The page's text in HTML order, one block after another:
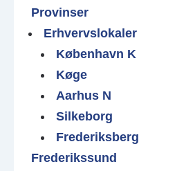
Provinser
Erhvervslokaler
København K
Køge
Aarhus N
Silkeborg
Frederiksberg
Frederikssund